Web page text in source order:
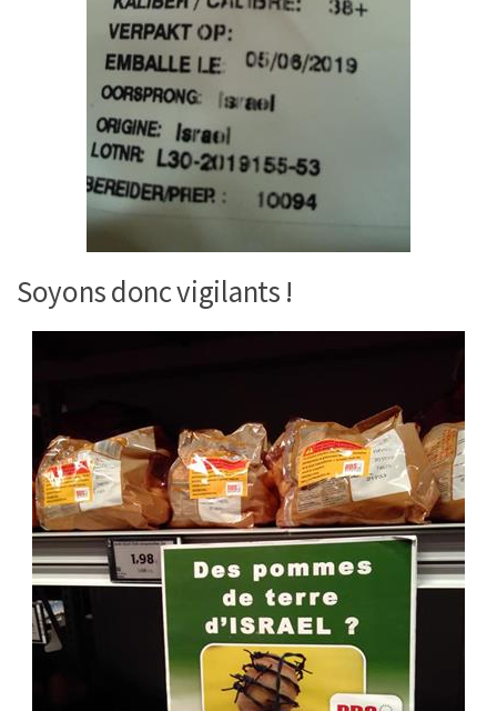
Soyons donc vigilants !